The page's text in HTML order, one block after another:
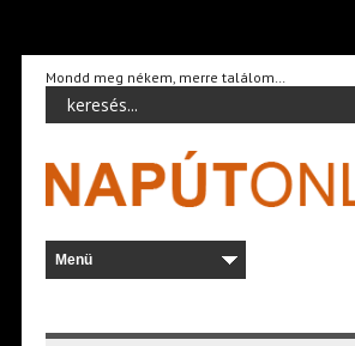
Mondd meg nékem, merre találom…